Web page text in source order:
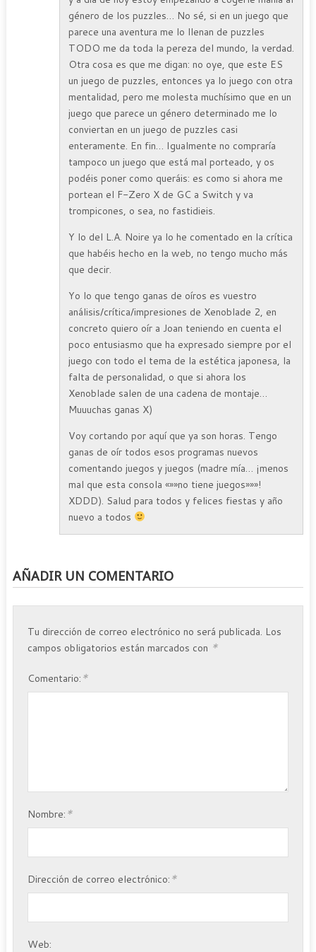
género de los puzzles… No sé, si en un juego que
parece una aventura me lo llenan de puzzles
TODO me da toda la pereza del mundo, la verdad.
Otra cosa es que me digan: no oye, que este ES
un juego de puzzles, entonces ya lo juego con otra
mentalidad, pero me molesta muchísimo que en un
juego que parece un género determinado me lo
conviertan en un juego de puzzles casi
enteramente. En fin… Igualmente no compraría
tampoco un juego que está mal porteado, y os
podéis poner como queráis: es como si ahora me
portean el F-Zero X de GC a Switch y va
trompicones, o sea, no fastidieis.
Y lo del L.A. Noire ya lo he comentado en la crítica
que habéis hecho en la web, no tengo mucho más
que decir.
Yo lo que tengo ganas de oíros es vuestro
análisis/crítica/impresiones de Xenoblade 2, en
concreto quiero oír a Joan teniendo en cuenta el
poco entusiasmo que ha expresado siempre por el
juego con todo el tema de la estética japonesa, la
falta de personalidad, o que si ahora los
Xenoblade salen de una cadena de montaje…
Muuuchas ganas X)
Voy cortando por aquí que ya son horas. Tengo
ganas de oír todos esos programas nuevos
comentando juegos y juegos (madre mía… ¡menos
mal que esta consola «»»no tiene juegos»»»!
XDDD). Salud para todos y felices fiestas y año
nuevo a todos
AÑADIR UN COMENTARIO
Tu dirección de correo electrónico no será publicada. Los
campos obligatorios están marcados con *
Comentario: *
Nombre: *
Dirección de correo electrónico: *
Web: